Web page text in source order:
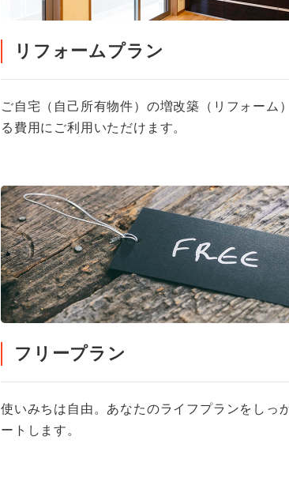
リフォームプラン
ご自宅（自己所有物件）の増改築（リフォーム
る費用にご利用いただけます。
フリープラン
使いみちは自由。あなたのライフプランをしっ
ートします。